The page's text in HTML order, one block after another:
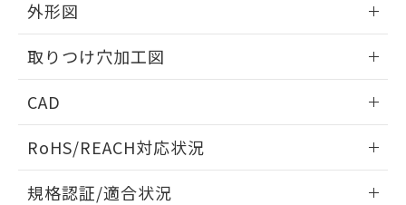
外形図
取りつけ穴加工図
CAD
ドすることができます。
RoHS/REACH対応状況
規格認証/適合状況
指します。
※本証明書は発行日時点で非含有を証明す
るもので、過去に遡って非含有を証明する
また、RoHS指令のフタル酸エステル類４
物質の対応では、対応完了までの期間は出
既に当社にて対応品への在庫切替を完了
していることから、特段のことがない限
り、2022年1月12日より割愛しておりま
す。